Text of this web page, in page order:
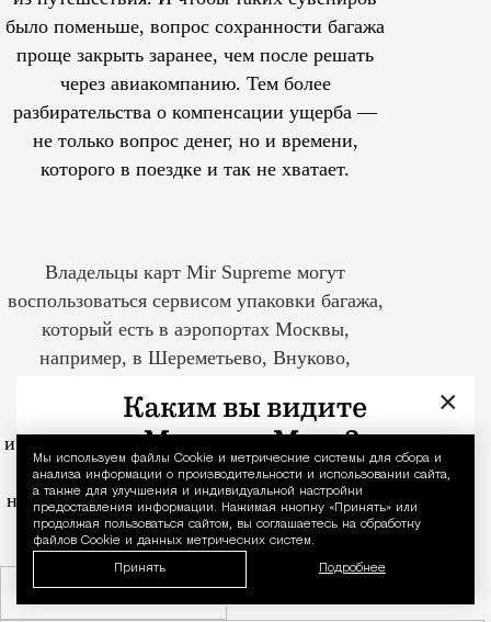
Уведомление
Мы используем файлы Сookie и метрические системы для сбора и
анализа информации о производительности и использовании сайта,
а также для улучшения и индивидуальной настройки
предоставления информации. Нажимая кнопку «Принять» или
продолжая пользоваться сайтом, вы соглашаетесь на обработку
файлов Cookie и данных метрических систем.
Принять Подробнее
было поменьше, вопрос сохранности багажа
проще закрыть заранее, чем после решать
через авиакомпанию. Тем более
разбирательства о компенсации ущерба —
не только вопрос денег, но и времени,
которого в поездке и так не хватает.
Владельцы карт Mir Supreme могут
воспользоваться сервисом упаковки багажа,
который есть в аэропортах Москвы,
например, в Шереметьево, Внуково,
от царапин, повреждений
и несанкционированного вскрытия во время
перелетов. Красивее пленка чемодан
не сделает, зато позволит ему сохранить тот
вид, с которым он вышел из дома.
×